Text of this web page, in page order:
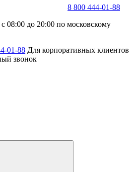
8 800 444-01-88
08:00 до 20:00 по московскому
01-88 Для корпоративных клиентов
звонок